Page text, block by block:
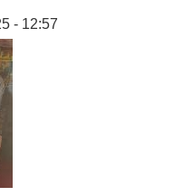
- 12:57